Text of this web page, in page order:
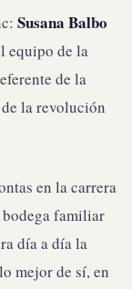
Susana Balbo
equipo de la
de la
la revolución
en la carrera
familiar
día a día la
mejor de sí, en